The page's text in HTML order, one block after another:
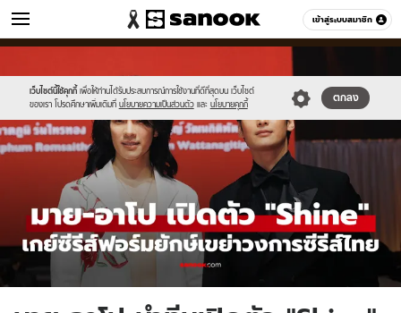
เข้าสู่ระบบสมาชิก
หนัง-ละคร หมวดอื่นๆ
เว็บไซต์นี้ใช้คุกกี้ เพื่อให้ท่านได้รับประสบการณ์การใช้งานที่ดีที่สุดบน เว็บไซต์
ของเรา โปรดศึกษาเพิ่มเติมที่ นโยบายความเป็นส่วนตัว และ นโยบายคุกกี้
ตกลง
new-
sanook.png
thumbnail1200x720-
v2(70).jpg